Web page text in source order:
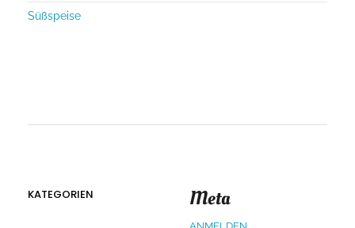
Süßspeise
KATEGORIEN Meta